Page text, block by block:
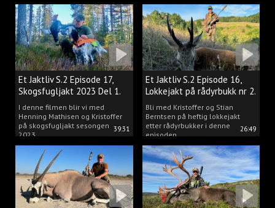
39:31
Et Jaktliv S.2 Episode 17,
Skogsfugljakt 2023 Del 1.
I denne filmen blir vi med
Henning Mathisen og Kristoffer
på skogsfugljakt sesongen
2023.
26:49
Et Jaktliv S.2 Episode 16,
Lokkejakt på rådyrbukk nr 2.
Bli med Kristoffer og Stian
Berntsen på heftig lokkejakt
etter rådyrbukker i denne
episoden.